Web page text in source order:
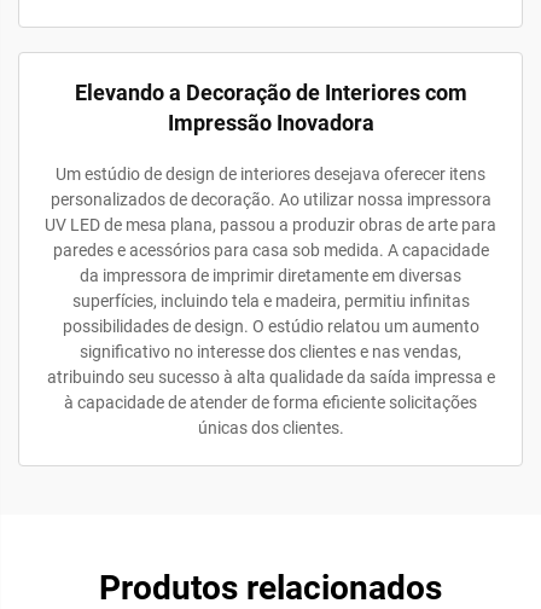
Elevando a Decoração de Interiores com
Impressão Inovadora
Um estúdio de design de interiores desejava oferecer itens
personalizados de decoração. Ao utilizar nossa impressora
UV LED de mesa plana, passou a produzir obras de arte para
paredes e acessórios para casa sob medida. A capacidade
da impressora de imprimir diretamente em diversas
superfícies, incluindo tela e madeira, permitiu infinitas
possibilidades de design. O estúdio relatou um aumento
significativo no interesse dos clientes e nas vendas,
atribuindo seu sucesso à alta qualidade da saída impressa e
à capacidade de atender de forma eficiente solicitações
únicas dos clientes.
Produtos relacionados